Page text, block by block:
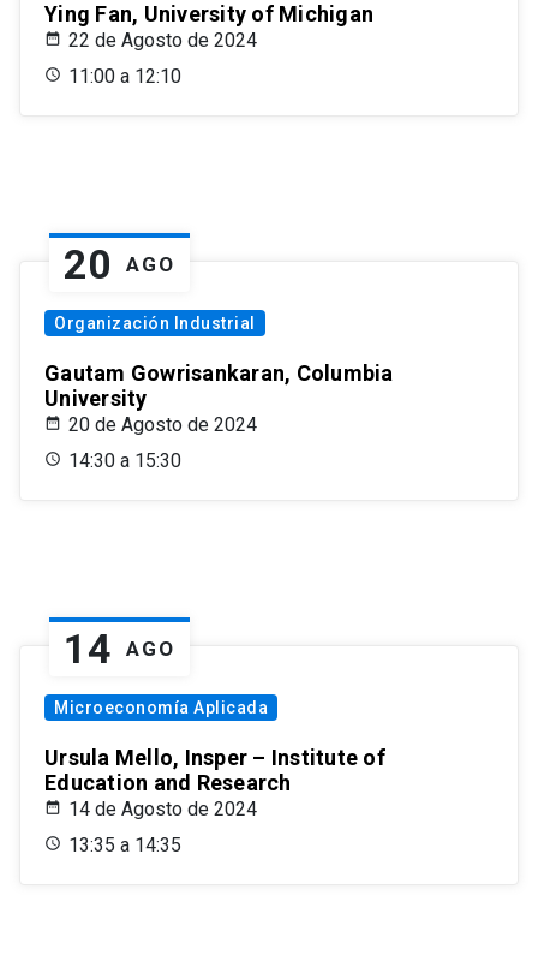
Ying Fan, University of Michigan
22 de Agosto de 2024
11:00 a 12:10
20 AGO
Organización Industrial
Gautam Gowrisankaran, Columbia
University
20 de Agosto de 2024
14:30 a 15:30
14 AGO
Microeconomía Aplicada
Ursula Mello, Insper – Institute of
Education and Research
14 de Agosto de 2024
13:35 a 14:35